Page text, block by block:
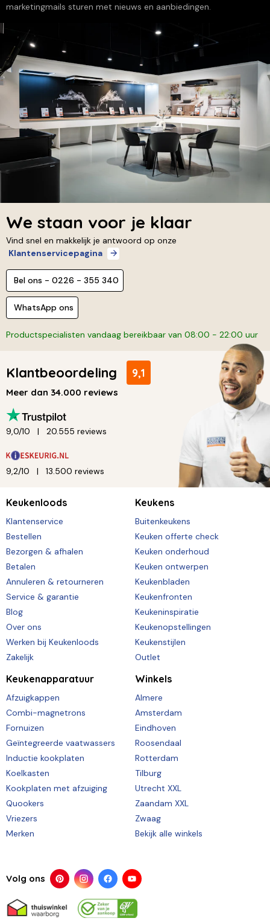
marketingmails sturen met nieuws en aanbiedingen.
We staan voor je klaar
Vind snel en makkelijk je antwoord op onze
Klantenservicepagina
Bel ons - 0226 - 355 340
WhatsApp ons
Productspecialisten vandaag bereikbaar van 08:00 - 22:00 uur
Klantbeoordeling 9,1
Meer dan 34.000 reviews
9,0/10 20.555 reviews
9,2/10 13.500 reviews
Keukenloods
Klantenservice
Bestellen
Bezorgen & afhalen
Betalen
Annuleren & retourneren
Service & garantie
Blog
Over ons
Werken bij Keukenloods
Zakelijk
Keukens
Buitenkeukens
Keuken offerte check
Keuken onderhoud
Keuken ontwerpen
Keukenbladen
Keukenfronten
Keukeninspiratie
Keukenopstellingen
Keukenstijlen
Outlet
Keukenapparatuur
Afzuigkappen
Combi-magnetrons
Fornuizen
Geïntegreerde vaatwassers
Inductie kookplaten
Koelkasten
Kookplaten met afzuiging
Quookers
Vriezers
Merken
Winkels
Almere
Amsterdam
Eindhoven
Roosendaal
Rotterdam
Tilburg
Utrecht XXL
Zaandam XXL
Zwaag
Bekijk alle winkels
Volg ons